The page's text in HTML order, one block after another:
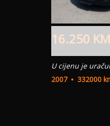
16.250 KM
U cijenu je
2007
332000